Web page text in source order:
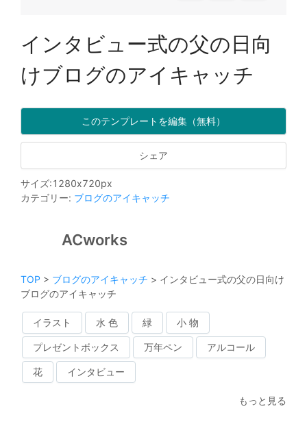
インタビュー式の父の日向
けブログのアイキャッチ
このテンプレートを編集（無料）
シェア
サイズ:1280x720px
カテゴリー: ブログのアイキャッチ
ACworks
TOP > ブログのアイキャッチ > インタビュー式の父の日向け
ブログのアイキャッチ
イラスト 水 色 緑 小 物
プレゼントボックス 万年ペン アルコール
花 インタビュー
もっと見る